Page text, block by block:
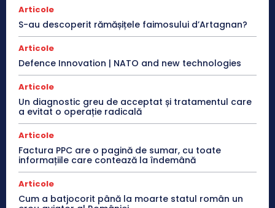
Articole
S-au descoperit rămășițele faimosului d’Artagnan?
Articole
Defence Innovation | NATO and new technologies
Articole
Un diagnostic greu de acceptat și tratamentul care
a evitat o operație radicală
Articole
Factura PPC are o pagină de sumar, cu toate
informațiile care contează la îndemână
Articole
Cum a batjocorit până la moarte statul român un